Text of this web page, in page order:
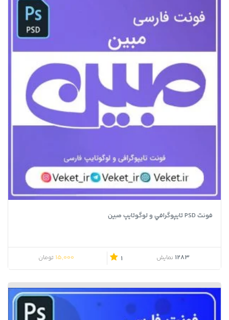
فونت PSD تايپوگرافي و لوگوتايپ مبین
1283 نمایش 1
15,000 تومان